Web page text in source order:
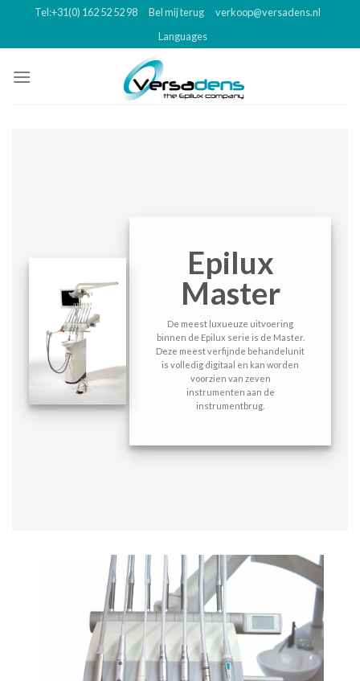
content
Tel:+31(0) 162 52 52 98 Bel mij terug
verkoop@versadens.nl
Languages
Epilux
Master
De meest luxueuze uitvoering
binnen de Epilux serie is de Master.
Deze meest verfijnde behandelunit
is volledig digitaal en kan worden
voorzien van zeven
instrumenten aan de
instrumentbrug.